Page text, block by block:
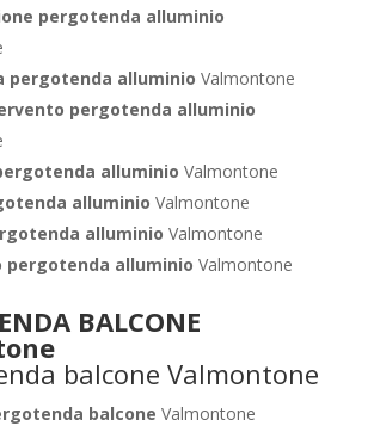
pergotenda alluminio
pergotenda alluminio Valmontone
pergotenda alluminio
alluminio Valmontone
alluminio Valmontone
alluminio Valmontone
pergotenda alluminio Valmontone
BALCONE
balcone Valmontone